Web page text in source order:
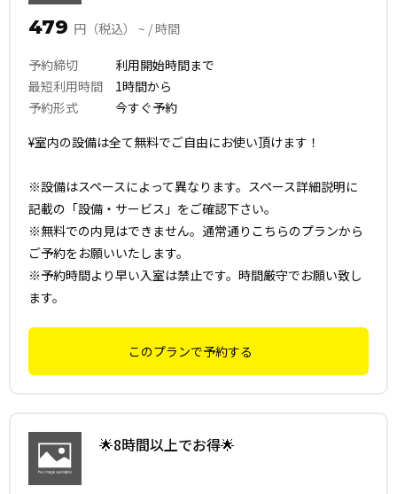
479 円（税込） ~ / 時間
予約締切 利用開始時間まで
最短利用時間 1時間から
予約形式 今すぐ予約
¥室内の設備は全て無料でご自由にお使い頂けます！
※設備はスペースによって異なります。スペース詳細説明に
記載の「設備・サービス」をご確認下さい。
※無料での内見はできません。通常通りこちらのプランから
ご予約をお願いいたします。
※予約時間より早い入室は禁止です。時間厳守でお願い致し
ます。
このプランで予約する
🌟8時間以上でお得🌟